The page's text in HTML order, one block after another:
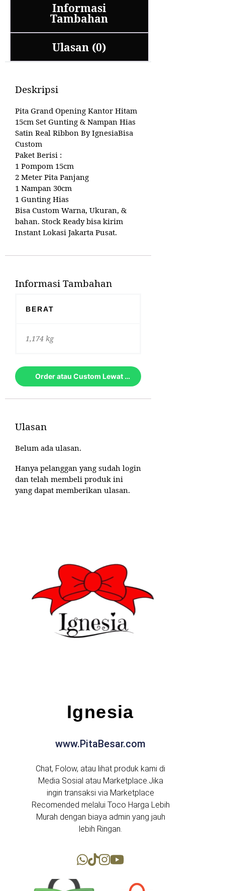
Informasi
Tambahan
Ulasan (0)
Deskripsi
Pita Grand Opening Kantor Hitam
15cm Set Gunting & Nampan Hias
Satin Real Ribbon By IgnesiaBisa
Custom
Paket Berisi :
1 Pompom 15cm
2 Meter Pita Panjang
1 Nampan 30cm
1 Gunting Hias
Bisa Custom Warna, Ukuran, &
bahan. Stock Ready bisa kirim
Instant Lokasi Jakarta Pusat.
Informasi Tambahan
BERAT
1,174 kg
Order atau Custom Lewat Whatsapp
Ulasan
Belum ada ulasan.
Hanya pelanggan yang sudah login
dan telah membeli produk ini
yang dapat memberikan ulasan.
Ignesia
www.PitaBesar.com
Chat, Folow, atau lihat produk kami di
Media Sosial atau Marketplace.Jika
ingin transaksi via Marketplace
Recomended melalui Toco Harga Lebih
Murah dengan biaya admin yang jauh
lebih Ringan.